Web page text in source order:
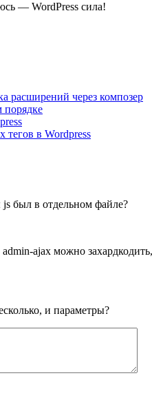
— WordPress сила!
расширений через композер
порядке
тегов в Wordpress
был в отдельном файле?
ajax можно
и параметры?